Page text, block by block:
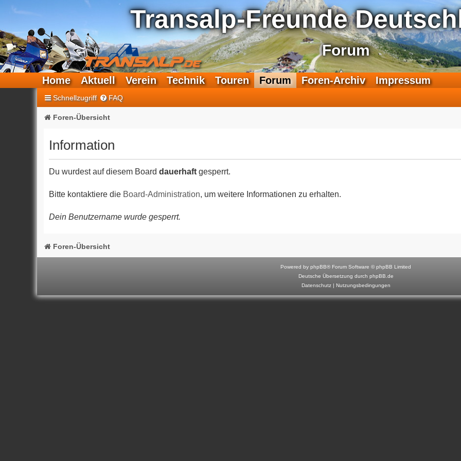
Transalp-Freunde
Forum
F
e
a
r
u
m
Home Aktuell Verein Technik Touren Forum Foren-Archiv Impressum
Schnellzugriff FAQ
Foren-Übersicht
Information
Du wurdest auf diesem Board dauerhaftgesperrt.
Bitte kontaktiere die Board-Administration, um weitere Informationen zu erhalten.
Dein Benutzername wurde gesperrt.
Foren-Übersicht
Powered by phpBB® Forum Software © phpBB Limited
Deutsche Übersetzung durch phpBB.de
Datenschutz| Nutzungsbedingungen